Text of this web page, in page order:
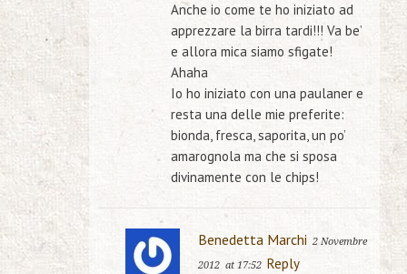
Anche io come te ho iniziato ad
apprezzare la birra tardi!!! Va be’
e allora mica siamo sfigate!
Ahaha
Io ho iniziato con una paulaner e
resta una delle mie preferite:
bionda, fresca, saporita, un po’
amarognola ma che si sposa
divinamente con le chips!
Benedetta Marchi 2 Novembre
2012 at 17:52 Reply